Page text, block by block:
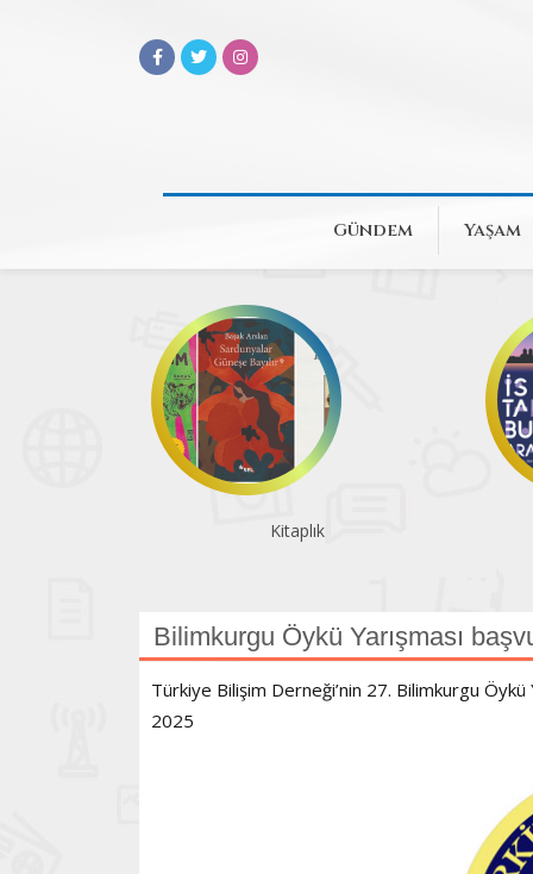
Gündem Yaşam
Kitaplık
Bilimkurgu Öykü Yarışması
Türkiye Bilişim Derneği’nin 27. Bilimkurgu Öykü
2025